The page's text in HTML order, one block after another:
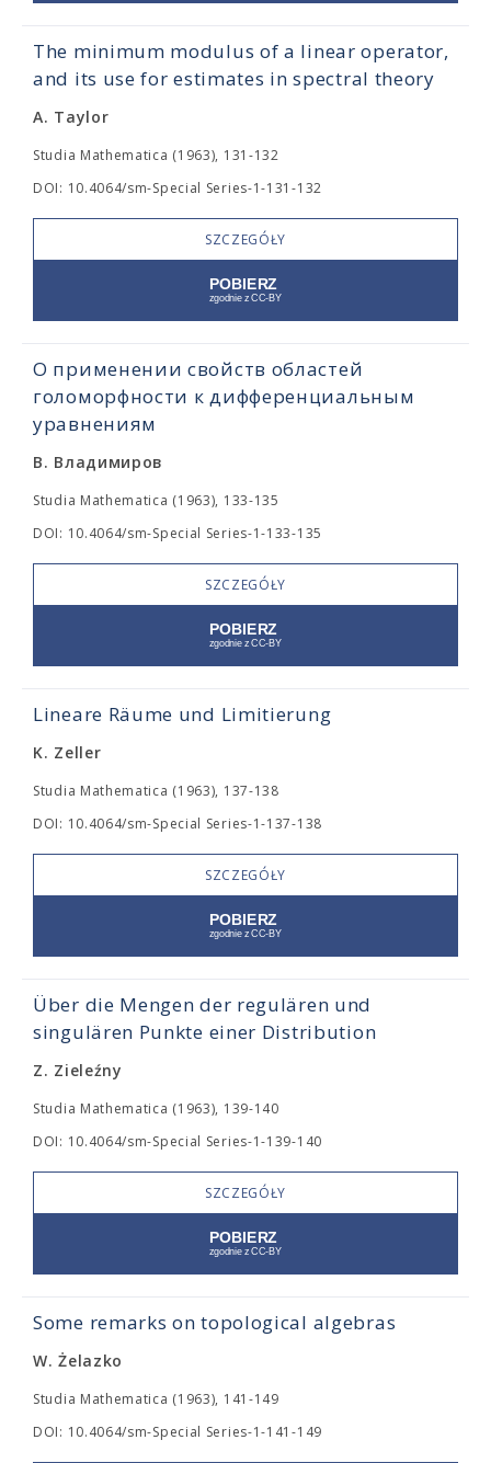
The minimum modulus of a linear operator,
and its use for estimates in spectral theory
A. Taylor
Studia Mathematica (1963), 131-132
DOI: 10.4064/sm-Special Series-1-131-132
SZCZEGÓŁY
О применении свойств областей
голоморфности к дифференциальным
уравнениям
В. Владимиров
Studia Mathematica (1963), 133-135
DOI: 10.4064/sm-Special Series-1-133-135
SZCZEGÓŁY
Lineare Räume und Limitierung
K. Zeller
Studia Mathematica (1963), 137-138
DOI: 10.4064/sm-Special Series-1-137-138
SZCZEGÓŁY
Über die Mengen der regulären und
singulären Punkte einer Distribution
Z. Zieleźny
Studia Mathematica (1963), 139-140
DOI: 10.4064/sm-Special Series-1-139-140
SZCZEGÓŁY
Some remarks on topological algebras
W. Żelazko
Studia Mathematica (1963), 141-149
DOI: 10.4064/sm-Special Series-1-141-149